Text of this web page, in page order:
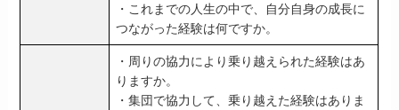
・これまでの人生の中で、自分自身の成長に
つながった経験は何ですか。
・周りの協力により乗り越えられた経験はあ
りますか。
・集団で協力して、乗り越えた経験はありま